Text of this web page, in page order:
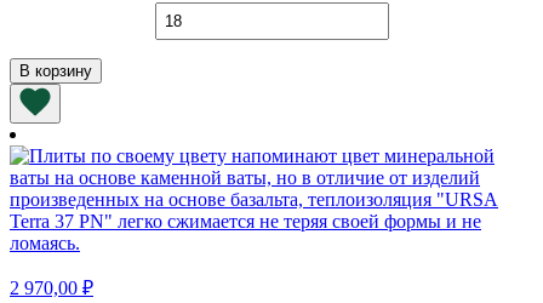
Количество
товара
В корзину
2 970,00 ₽